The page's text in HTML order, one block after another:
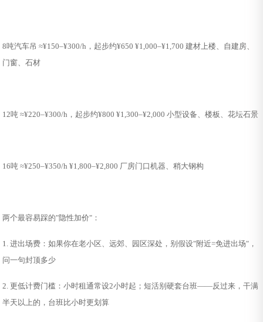
8吨汽车吊 ≈¥150–¥300/h，起步约¥650 ¥1,000–¥1,700 建材上楼、自建房、
门窗、石材
12吨 ≈¥220–¥300/h，起步约¥800 ¥1,300–¥2,000 小型设备、楼板、花坛石景
16吨 ≈¥250–¥350/h ¥1,800–¥2,800 厂房门口机器、稍大钢构
两个最容易踩的"隐性加价"：
1. 进出场费：如果你在老小区、远郊、园区深处，别假设"附近=免进出场"，
问一句封顶多少
2. 更低计费门槛：小时租通常设2小时起；短活别硬套台班——反过来，干满
半天以上的，台班比小时更划算